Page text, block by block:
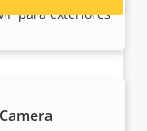
para exteriores